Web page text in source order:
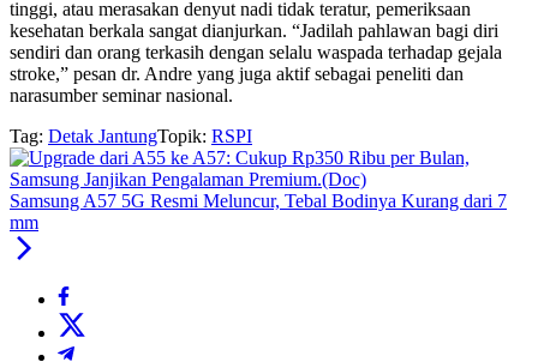
tinggi, atau merasakan denyut nadi tidak teratur, pemeriksaan
kesehatan berkala sangat dianjurkan. “Jadilah pahlawan bagi diri
sendiri dan orang terkasih dengan selalu waspada terhadap gejala
stroke,” pesan dr. Andre yang juga aktif sebagai peneliti dan
narasumber seminar nasional.
Tag: Detak JantungTopik: RSPI
Samsung A57 5G Resmi Meluncur, Tebal Bodinya Kurang dari 7
mm